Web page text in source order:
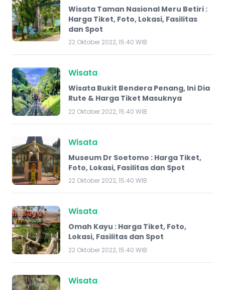
Wisata Taman Nasional Meru Betiri :
Harga Tiket, Foto, Lokasi, Fasilitas
dan Spot
22 Oktober 2022, 15:40 WIB
Wisata
Wisata Bukit Bendera Penang, Ini Dia
Rute & Harga Tiket Masuknya
22 Oktober 2022, 15:40 WIB
Wisata
Museum Dr Soetomo : Harga Tiket,
Foto, Lokasi, Fasilitas dan Spot
22 Oktober 2022, 15:40 WIB
Wisata
Omah Kayu : Harga Tiket, Foto,
Lokasi, Fasilitas dan Spot
22 Oktober 2022, 15:40 WIB
Wisata